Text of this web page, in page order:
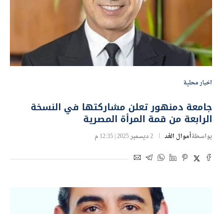
اخبار محلية
جامعة دمنهور تعلن مشاركتها في النسخة
الرابعة من قمة المرأة المصرية
بواسطةأموال الغد 2 ديسمبر 2025 | 12:35 م